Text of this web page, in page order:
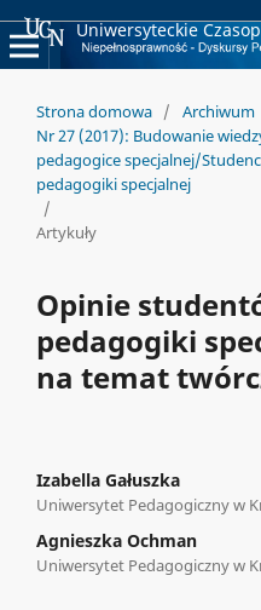
Uniwersyteckie
Strona domowa / Archiwum
Nr 27 (2017): Budowanie
pedagogice specjalnej/
pedagogiki specjalnej
/
Artykuły
Opinie
pedagogiki
na temat
Izabella Gałuszka
Uniwersytet Pedagogiczny w
Agnieszka Ochman
Uniwersytet Pedagogiczny w